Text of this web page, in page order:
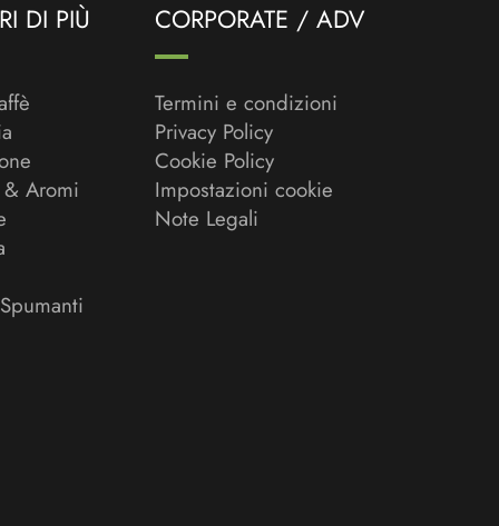
DI PIÙ
Aromi
CORPORATE / ADV
Termini e condizioni
Privacy Policy
Cookie Policy
Impostazioni cookie
Note Legali